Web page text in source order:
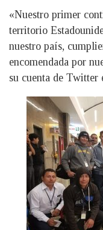
«Nuestro primer
territorio
nuestro país,
encomendada por
su cuenta de Twitter